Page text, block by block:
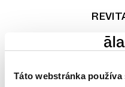
Táto webstránka